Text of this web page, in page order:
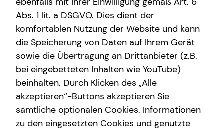
Investment
Videoberatung
Spezialisten-Netzwerk
Podcast
Das ist tecis
Dürfen wir uns kurz vorstellen? Wir sind tecis – die
Abs. 1 lit. a DSGVO. Dies dient der
komfortablen Nutzung der Website und kann
die Speicherung von Daten auf Ihrem Gerät
sowie die Übertragung an Drittanbieter (z.B.
bei eingebetteten Inhalten wie YouTube)
beinhalten. Durch Klicken des „Alle
akzeptieren“-Buttons akzeptieren Sie
sämtliche optionalen Cookies. Informationen
zu den eingesetzten Cookies und genutzte